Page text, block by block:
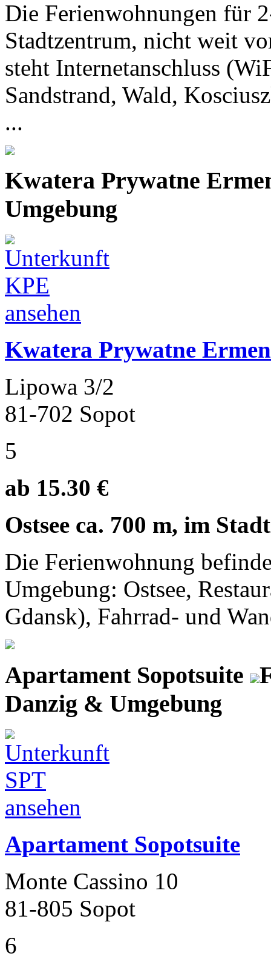
Die Ferienwohnungen für
Stadtzentrum, nicht weit
steht Internetanschluss
Sandstrand, Wald,
...
Kwatera Prywatne
Umgebung
Kwatera Prywatne Ermen
Lipowa 3/2
81-702 Sopot
5
ab 15.30 €
Ostsee ca. 700 m, im
Die Ferienwohnung
Umgebung: Ostsee,
Gdansk), Fahrrad- und
Apartament Sopotsuite
Danzig & Umgebung
Apartament Sopotsuite
Monte Cassino 10
81-805 Sopot
6